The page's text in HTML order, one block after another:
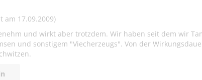
am 17.09.2009)
und wirkt aber trotzdem. Wir haben seit dem wir
und sonstigem "Viecherzeugs". Von der